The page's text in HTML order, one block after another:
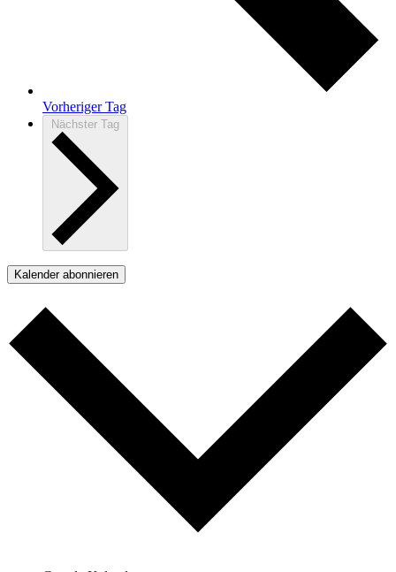
Vorheriger Tag
Kalender abonnieren